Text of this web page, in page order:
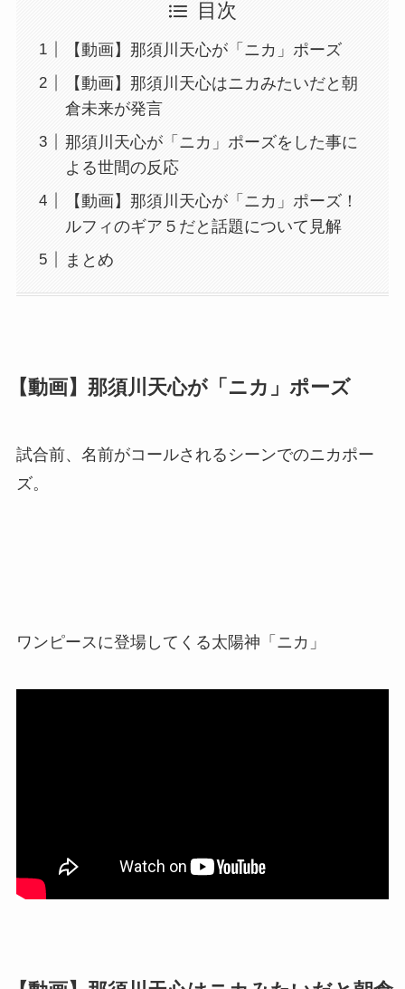
目次
【動画】那須川天心が「ニカ」ポーズ
【動画】那須川天心はニカみたいだと朝
倉未来が発言
那須川天心が「ニカ」ポーズをした事に
よる世間の反応
【動画】那須川天心が「ニカ」ポーズ！
ルフィのギア５だと話題について見解
まとめ
【動画】那須川天心が「ニカ」ポーズ
試合前、名前がコールされるシーンでのニカポー
ズ。
ワンピースに登場してくる太陽神「ニカ」